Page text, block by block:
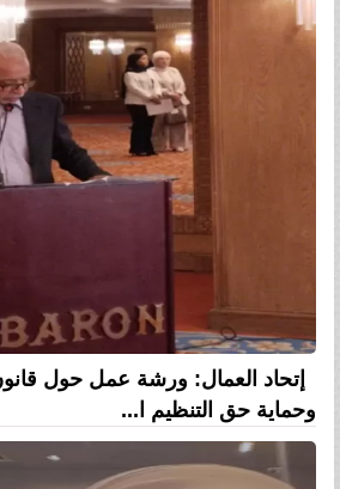
إتحاد العمال: ورشة عمل حول
وحماية حق التنظيم ا...